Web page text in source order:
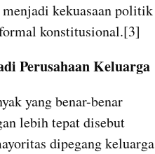
kekuasaan politik
konstitusional.[3]
Perusahaan Keluarga
yang benar-benar
lebih tepat disebut
dipegang keluarga